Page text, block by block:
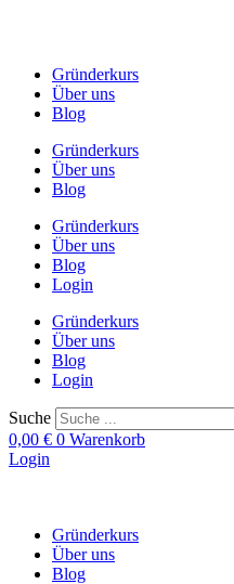
Gründerkurs
Über uns
Blog
Gründerkurs
Über uns
Blog
Gründerkurs
Über uns
Blog
Login
Gründerkurs
Über uns
Blog
Login
Suche
0,00 € 0 Warenkorb
Login
Gründerkurs
Über uns
Blog